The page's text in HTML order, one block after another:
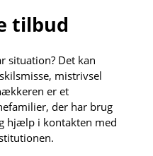
tilbud
situation? Det kan
mistrivsel
er et
der har brug
hjælp i kontakten med